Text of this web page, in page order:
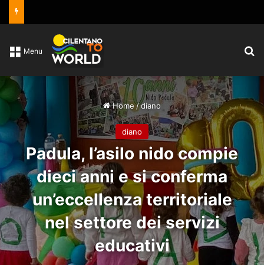
Menu
Home /diano
diano
Padula, l’asilo nido compie
dieci anni e si conferma
un’eccellenza territoriale
nel settore dei servizi
educativi